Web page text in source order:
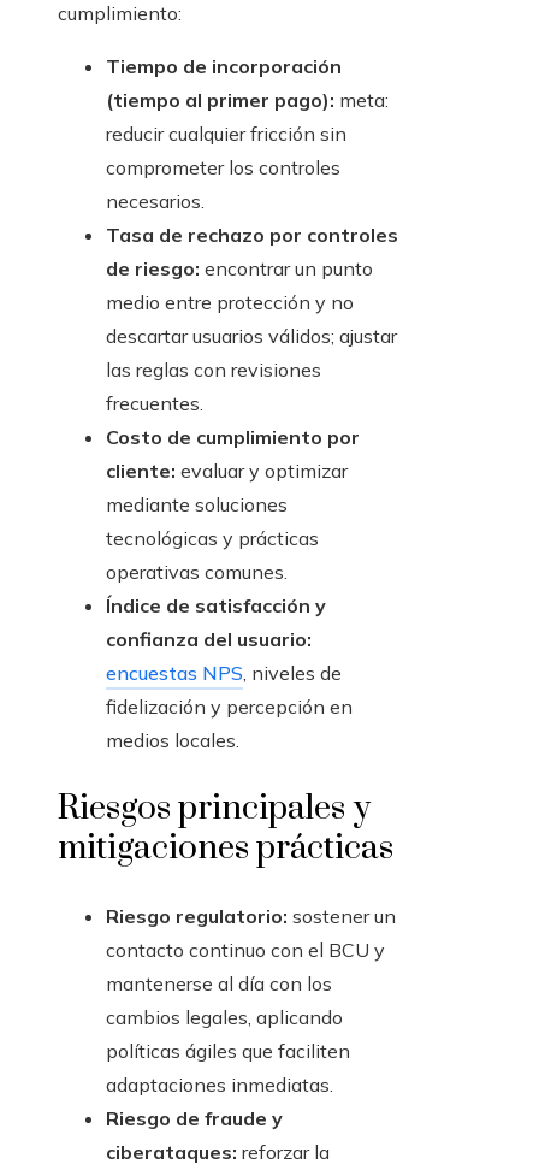
cumplimiento:
Tiempo de incorporación
(tiempo al primer pago): meta:
reducir cualquier fricción sin
comprometer los controles
necesarios.
Tasa de rechazo por controles
de riesgo: encontrar un punto
medio entre protección y no
descartar usuarios válidos; ajustar
las reglas con revisiones
frecuentes.
Costo de cumplimiento por
cliente: evaluar y optimizar
mediante soluciones
tecnológicas y prácticas
operativas comunes.
Índice de satisfacción y
confianza del usuario:
encuestas NPS, niveles de
fidelización y percepción en
medios locales.
Riesgos principales y
mitigaciones prácticas
Riesgo regulatorio: sostener un
contacto continuo con el BCU y
mantenerse al día con los
cambios legales, aplicando
políticas ágiles que faciliten
adaptaciones inmediatas.
Riesgo de fraude y
ciberataques: reforzar la